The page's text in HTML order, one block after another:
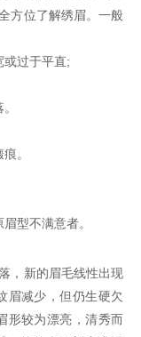
方位了解绣眉。一般
过于平直;
。
型不满意者。
，新的眉毛线性出现
眉减少，但仍生硬欠
形较为漂亮，清秀而